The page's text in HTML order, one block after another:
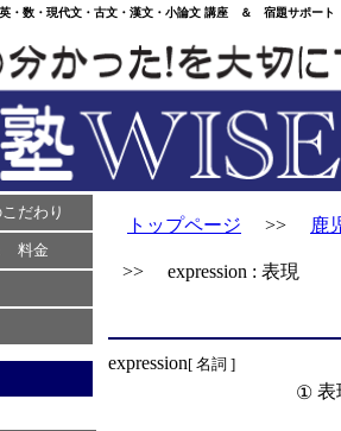
数・現代文・古文・漢文・小論文 講座 ＆ 宿題サポー
だわり
料金
トップページ >> 鹿
>> expression : 表現
expression[ 名詞 ]
① 表